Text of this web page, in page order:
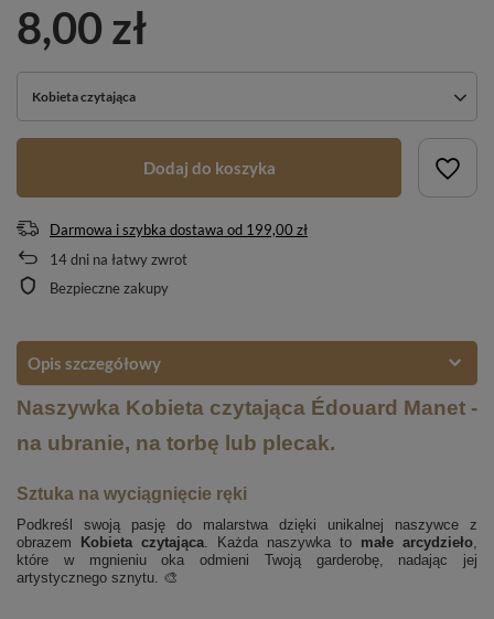
8,00 zł
Kobieta czytająca
Dodaj do koszyka
Darmowa i szybka dostawa od 199,00 zł
14dni na łatwy zwrot
Bezpieczne zakupy
Opis szczegółowy
Naszywka Kobieta czytająca Édouard Manet -
na ubranie, na torbę lub plecak.
Sztuka na wyciągnięcie ręki
Podkreśl swoją pasję do malarstwa dzięki unikalnej naszywce z
obrazem
Kobieta czytająca. Każda naszywka to małe arcydzieło,
które w mgnieniu oka odmieni Twoją garderobę, nadając jej
artystycznego sznytu. 🎨